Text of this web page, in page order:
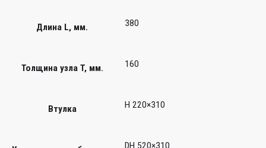
Длина L, мм. 380
Толщина узла T, мм. 160
Втулка H 220×310
DH 520×310